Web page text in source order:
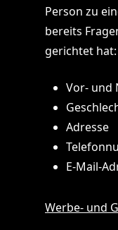
Person zu
bereits
gerichtet hat:
Vor- und
Adresse
E-Mail-
Werbe- und